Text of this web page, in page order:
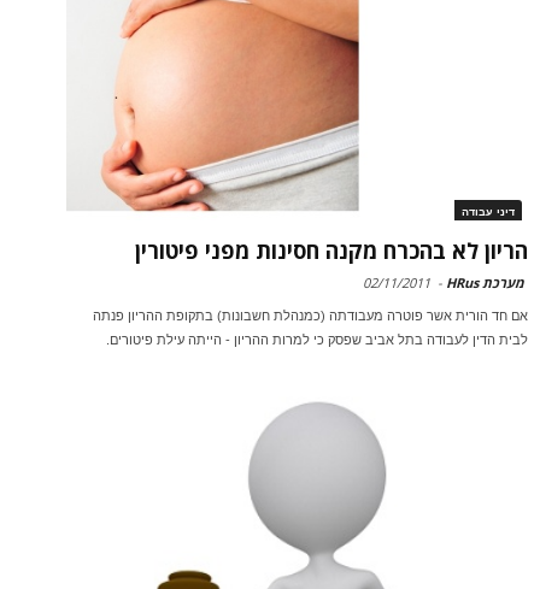
דיני עבודה
הריון לא בהכרח מקנה חסינות מפני פיטורין
מערכת HRus -
02/11/2011
אם חד הורית אשר פוטרה מעבודתה (כמנהלת חשבונות) בתקופת ההריון פנתה
לבית הדין לעבודה בתל אביב שפסק כי למרות ההריון - הייתה עילת פיטורים.